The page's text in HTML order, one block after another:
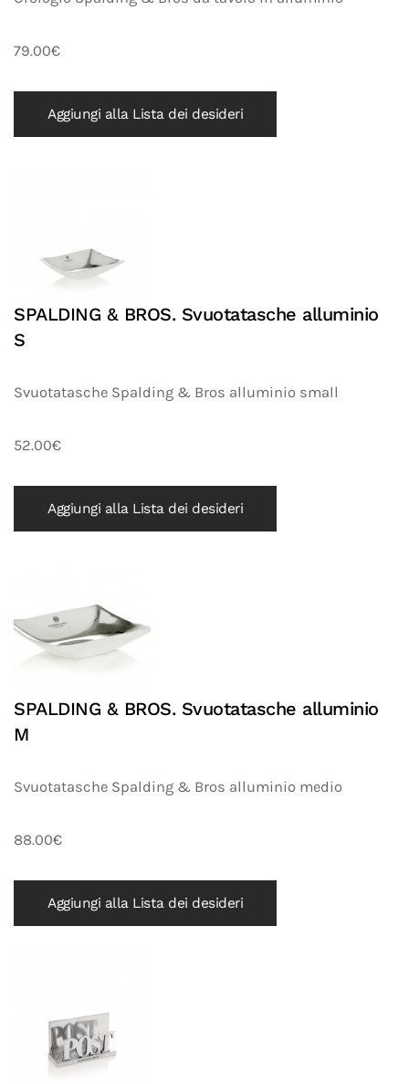
79.00€
Aggiungi alla Lista dei desideri
SPALDING & BROS. Svuotatasche alluminio
S
Svuotatasche Spalding & Bros alluminio small
52.00€
Aggiungi alla Lista dei desideri
SPALDING & BROS. Svuotatasche alluminio
M
Svuotatasche Spalding & Bros alluminio medio
88.00€
Aggiungi alla Lista dei desideri